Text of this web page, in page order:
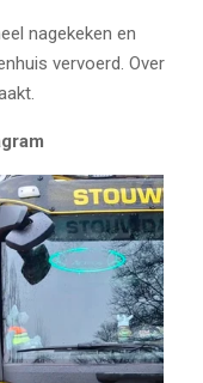
nagekeken en
vervoerd. Over